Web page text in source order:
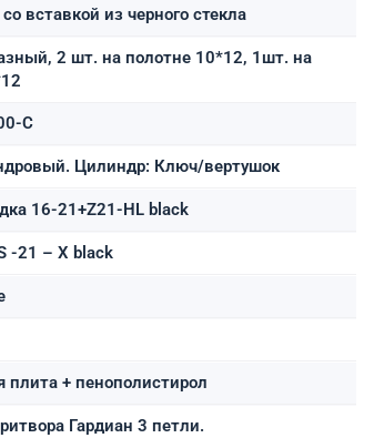
вставкой из черного стекла
2 шт. на полотне 10*12, 1шт. на
C
Цилиндр: Ключ/вертушок
16-21+Z21-HL black
-21 – X black
плита + пенополистирол
Гардиан 3 петли.